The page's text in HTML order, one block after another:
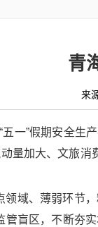
青
来
五一”假期安全生
量加大、文旅
领域、薄弱环节
盲区，不断夯